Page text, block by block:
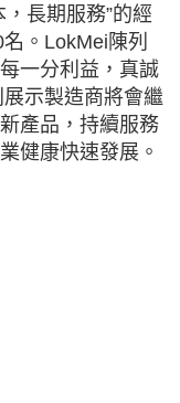
長期服務”的經
。LokMei陳列
一分利益，真誠
示製造商將會繼
產品，持續服務
健康快速發展。